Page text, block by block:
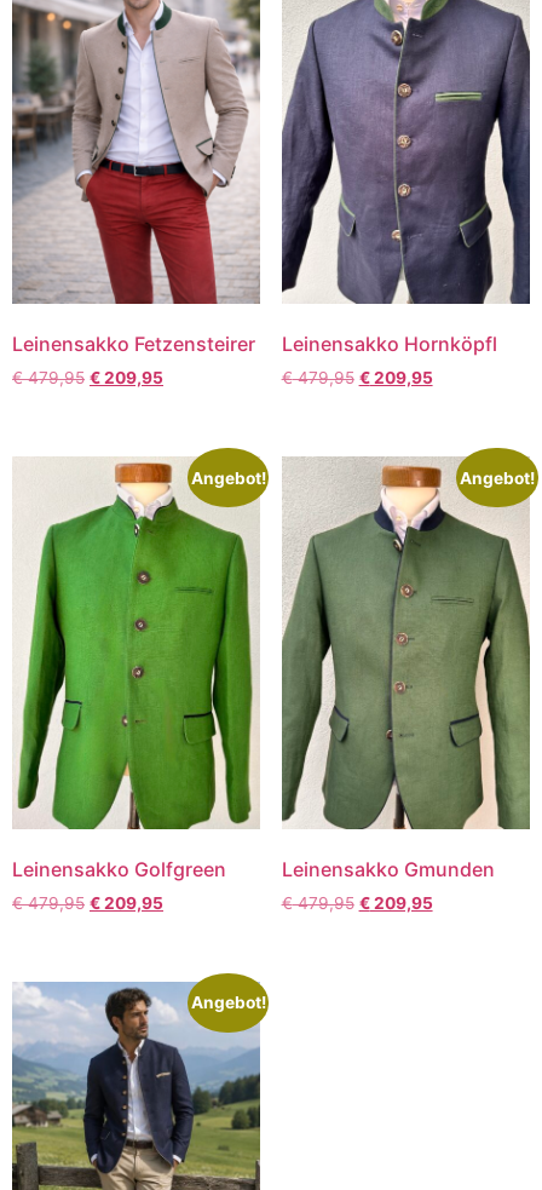
Leinensakko Fetzensteirer
€479,95 €209,95
Leinensakko Hornköpfl
€479,95 €209,95
Angebot!
Leinensakko Golfgreen
€479,95 €209,95
Angebot!
Leinensakko Gmunden
€479,95 €209,95
Angebot!